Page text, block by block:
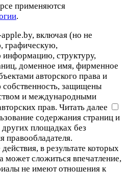
применяются
.
включая (но не
графическую,
структуру,
доменное имя, фирменное
авторского права и
собственность, защищены
и международными
прав. Читать далее
содержания страниц и
других площадках без
правообладателя.
в результате которых
может сложиться впечатление,
не имеют отношения к